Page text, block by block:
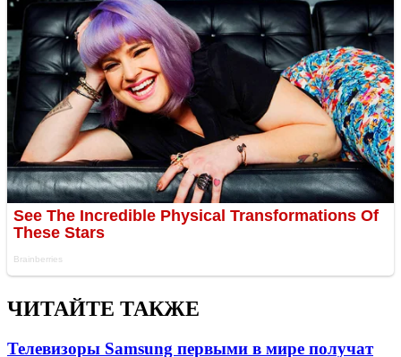
ЧИТАЙТЕ ТАКЖЕ
Телевизоры Samsung первыми в мире получат